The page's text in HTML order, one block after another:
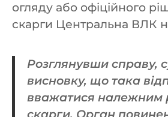
огляду або офіційного
скарги Центральна ВЛК
Розглянувши справу,
висновку, що така
вважатися належним